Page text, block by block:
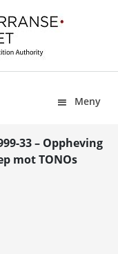
Meny
33 – Oppheving
mot TONOs